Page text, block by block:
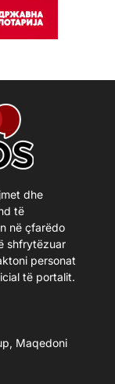
dhe
të
në çfarëdo
shfrytëzuar
personat
të portalit.
Maqedoni